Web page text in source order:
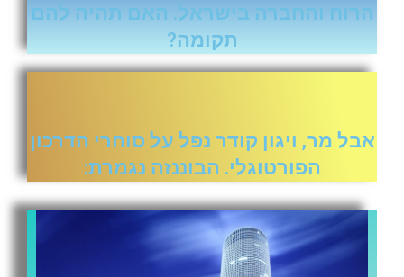
הרוח והחברה בישראל. האם תהיה להם
תקומה?
אבל מר, ויגון קודר נפל על סוחרי הדרכון
הפורטוגלי. הבוננזה נגמרת: